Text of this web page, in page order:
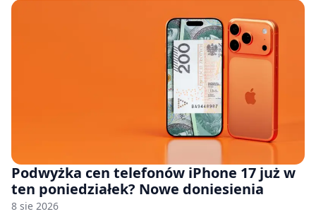
Podwyżka cen telefonów iPhone 17 już w
ten poniedziałek? Nowe doniesienia
8 sie 2026